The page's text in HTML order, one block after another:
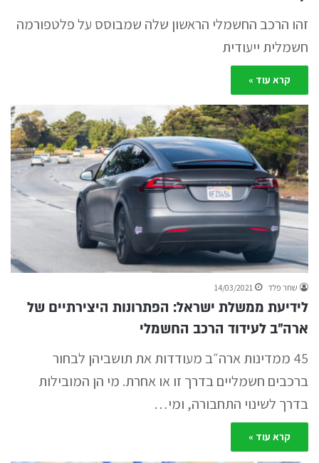
זהו הרכב החשמלי הראשון שלה שמבוסס על פלטפורמה
חשמלית ייעודית
קרא עוד »
שחר פלד 14/03/2021
לידיעת ממשלת ישראל: הפתרונות היצירתיים של
ארה״ב לעידוד הרכב החשמלי
45 ממדינות ארה״ב מעודדות את תושביהן לבחור
ברכבים חשמליים בדרך זו או אחרת. מי הן המובילות
בדרך לשינוי התחבורה, ומי…
קרא עוד »